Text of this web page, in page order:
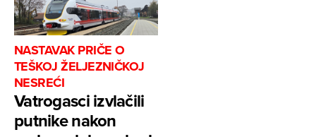
NASTAVAK PRIČE O
TEŠKOJ ŽELJEZNIČKOJ
NESREĆI
Vatrogasci izvlačili
putnike nakon